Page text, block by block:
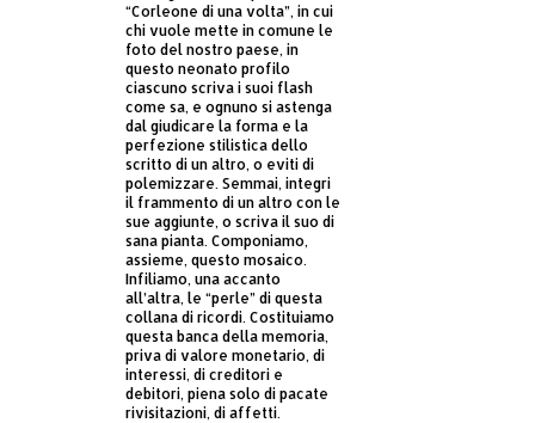
“Corleone di una volta”, in cui
chi vuole mette in comune le
foto del nostro paese, in
questo neonato profilo
ciascuno scriva i suoi flash
come sa, e ognuno si astenga
dal giudicare la forma e la
perfezione stilistica dello
scritto di un altro, o eviti di
polemizzare. Semmai, integri
il frammento di un altro con le
sue aggiunte, o scriva il suo di
sana pianta. Componiamo,
assieme, questo mosaico.
Infiliamo, una accanto
all’altra, le “perle” di questa
collana di ricordi. Costituiamo
questa banca della memoria,
priva di valore monetario, di
interessi, di creditori e
debitori, piena solo di pacate
rivisitazioni, di affetti.